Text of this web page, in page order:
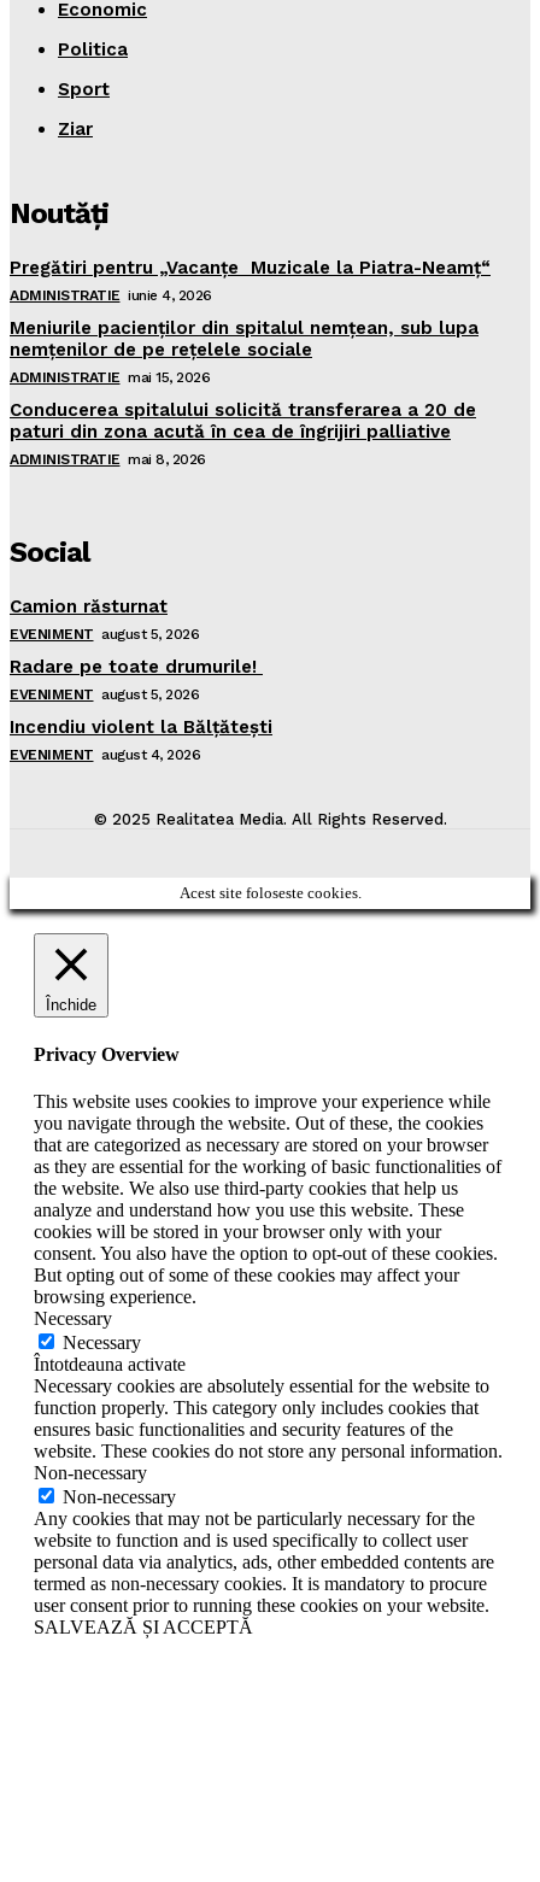
Economic
Politica
Sport
Ziar
Noutăţi
Pregătiri pentru „Vacanţe Muzicale la Piatra-Neamţ“
ADMINISTRATIE iunie 4, 2026
Meniurile pacienţilor din spitalul nemţean, sub lupa
nemţenilor de pe reţelele sociale
ADMINISTRATIE mai 15, 2026
Conducerea spitalului solicită transferarea a 20 de
paturi din zona acută în cea de îngrijiri palliative
ADMINISTRATIE mai 8, 2026
Social
Camion răsturnat
EVENIMENT august 5, 2026
Radare pe toate drumurile!
EVENIMENT august 5, 2026
Incendiu violent la Bălţăteşti
EVENIMENT august 4, 2026
© 2025 Realitatea Media. All Rights Reserved.
Acest site foloseste cookies.
Închide
Privacy Overview
This website uses cookies to improve your experience while
you navigate through the website. Out of these, the cookies
that are categorized as necessary are stored on your browser
as they are essential for the working of basic functionalities of
the website. We also use third-party cookies that help us
analyze and understand how you use this website. These
cookies will be stored in your browser only with your
consent. You also have the option to opt-out of these cookies.
But opting out of some of these cookies may affect your
browsing experience.
Necessary
Necessary
Întotdeauna activate
Necessary cookies are absolutely essential for the website to
function properly. This category only includes cookies that
ensures basic functionalities and security features of the
website. These cookies do not store any personal information.
Non-necessary
Non-necessary
Any cookies that may not be particularly necessary for the
website to function and is used specifically to collect user
personal data via analytics, ads, other embedded contents are
termed as non-necessary cookies. It is mandatory to procure
user consent prior to running these cookies on your website.
SALVEAZĂ ȘI ACCEPTĂ